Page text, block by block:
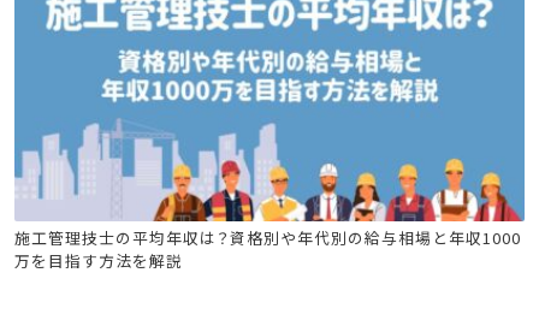
建設キャリア転職 造園施工管理技士 建築施工管理技士
土木施工管理技士 電気工事施工管理技士
施工管理技士の平均年収は？資格別や年代別の給与相場と年収1000
万を目指す方法を解説